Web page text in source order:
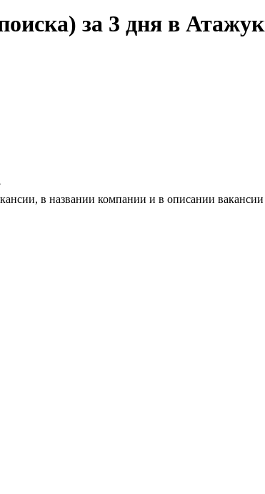
за 3 дня в
в названии компании и в описании вакансии